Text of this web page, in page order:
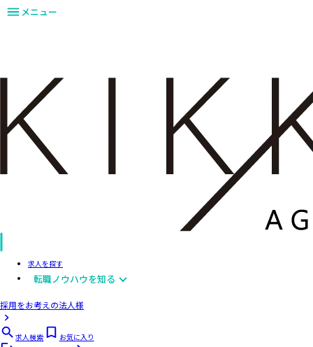
メニュー
求人を探す
転職ノウハウを知る
採用をお考えの法人様
求人検索
お気に入り